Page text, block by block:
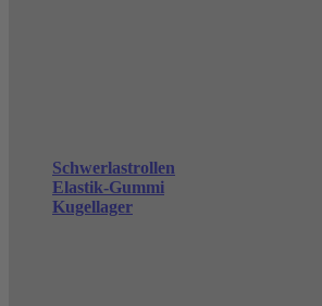
Schwerlastrollen
Elastik-Gummi
Kugellager